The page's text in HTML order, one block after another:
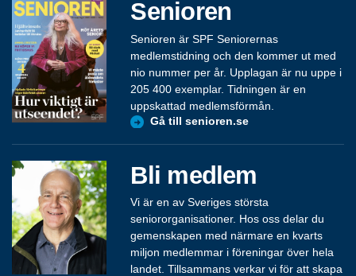
Senioren
Senioren är SPF Seniorernas
medlemstidning och den kommer ut med
nio nummer per år. Upplagan är nu uppe i
205 400 exemplar. Tidningen är en
uppskattad medlemsförmån.
Gå till senioren.se
Bli medlem
Vi är en av Sveriges största
seniororganisationer. Hos oss delar du
gemenskapen med närmare en kvarts
miljon medlemmar i föreningar över hela
landet. Tillsammans verkar vi för att skapa